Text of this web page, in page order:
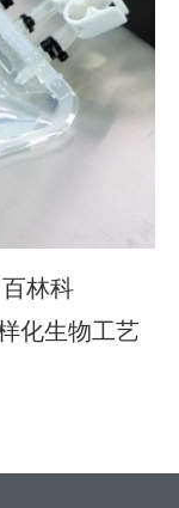
林科
化生物工艺